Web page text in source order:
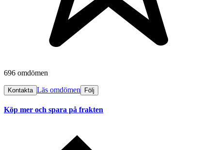
696 omdömen
Kontakta Läs omdömen Följ
Köp mer och spara på frakten